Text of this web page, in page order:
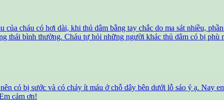
của cháu có hơi dài, khi thủ dâm bằng tay chắc do ma sát nhiều,
thái bình thường. Cháu tự hỏi những người khác thủ dâm có bị
có bị sước và có chảy ít máu ở chỗ dây bên dưới lỗ sáo ý ạ. Nay
cảm ơn!